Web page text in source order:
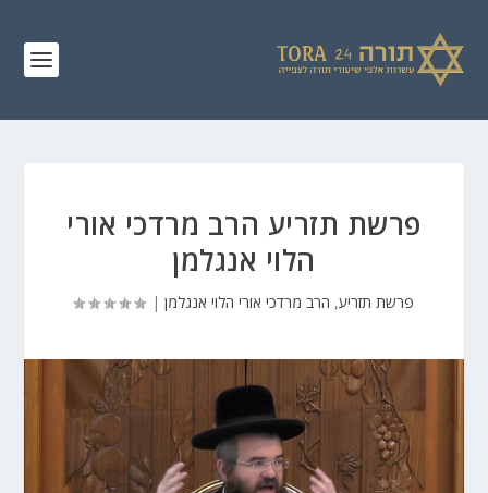
פרשת תזריע הרב מרדכי אורי
הלוי אנגלמן
פרשת תזריע, הרב מרדכי אורי הלוי אנגלמן |